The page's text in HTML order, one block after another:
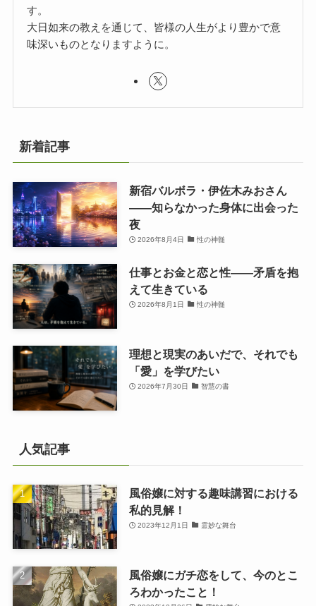
す。
大日如来の教えを通じて、皆様の人生がより豊かで意
味深いものとなりますように。
新着記事
新宿バルボラ・伊佐木みおさん
――知らなかった身体に出会った
夜
2026年8月4日 性の神髄
仕事とお金と恋と性——矛盾を抱
えて生きている
2026年8月1日 性の神髄
理想と現実のあいだで、それでも
「愛」を学びたい
2026年7月30日 智慧の書
人気記事
風俗嬢に対する趣味講習における
私的見解！
2023年12月1日 霊妙な舞台
風俗嬢にガチ恋をして、今のとこ
ろわかったこと！